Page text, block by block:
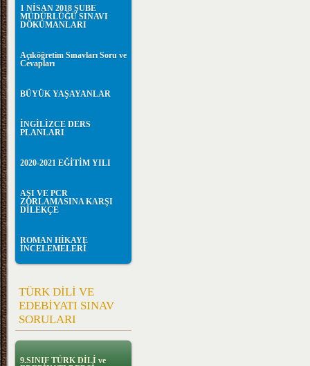
1 NİSAN 2018 ŞUBE
MÜDÜRLÜĞÜ SINAVI
DÖKÜMANLARI
Açıköğretim Sınavları Soru ve
Cevapları
BÜYÜK YAŞAYANLAR
İNGİLİZCE DERS
PLANLARI
2020-2021 EĞİTİM YILI
AŞI VE PCR
ZORLAMASINA KARŞI
DİLEKÇE
ROMAN HİKAYE
İNCELEMELERİ
TÜRK DİLİ VE
EDEBİYATI SINAV
SORULARI
9.SINIF TÜRK DİLİ ve